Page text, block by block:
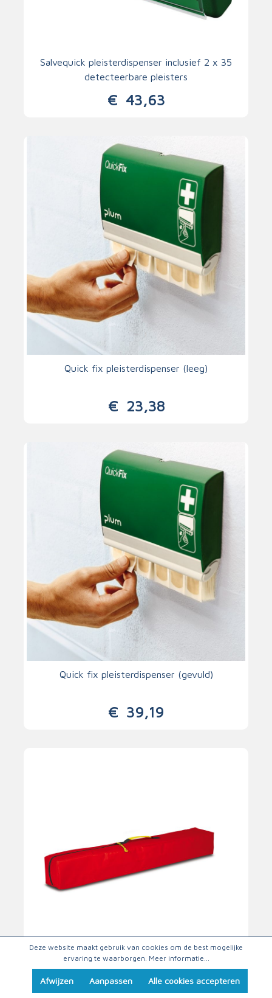
Salvequick pleisterdispenser inclusief 2 x 35
detecteerbare pleisters
€43,63
Quick fix pleisterdispenser (leeg)
€23,38
Quick fix pleisterdispenser (gevuld)
€ 39,19
Pax POM stand
Deze website maakt gebruik van cookies om de best mogelijke
ervaring te waarborgen. Meer informatie...
Afwijzen Aanpassen Alle cookies accepteren